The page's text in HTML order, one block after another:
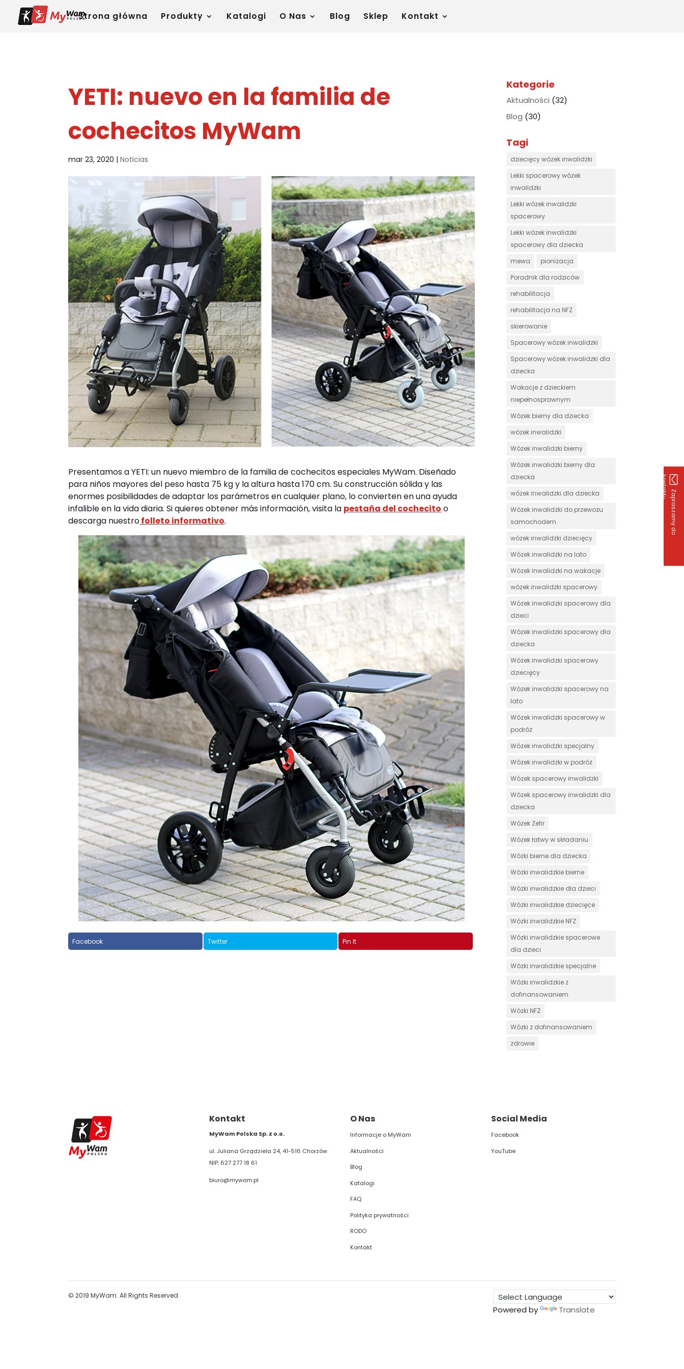
Z
a
p
r
a
s
z
a
m
y
d
o
k
o
n
t
a
k
t
u
Strona główna Produkty Katalogi O Nas Blog Sklep Kontakt
YETI: nuevo en la familia de
cochecitos MyWam
mar 23, 2020 |Noticias
Presentamos a YETI: un nuevo miembro de la familia de cochecitos especiales MyWam. Diseñado
para niños mayores del peso hasta 75 kg y la altura hasta 170 cm. Su construcción sólida y las
enormes posibilidades de adaptar los parámetros en cualquier plano, lo convierten en una ayuda
infalible en la vida diaria. Si quieres obtener más información, visita la pestaña del cochecito o
descarga nuestrofolleto informativo.
Facebook Twitter Pin It
Kategorie
Aktualności (32)
Blog (30)
Tagi
dziecięcy wózek inwalidzki
Lekki spacerowy wózek
inwalidzki
Lekki wózek inwalidzki
spacerowy
Lekki wózek inwalidzki
spacerowy dla dziecka
mewa
pionizacja
Poradnik dla rodziców
rehabilitacja
rehabilitacja na NFZ
skierowanie
Spacerowy wózek inwalidzki
Spacerowy wózek inwalidzki dla
dziecka
Wakacje z dzieckiem
niepełnosprawnym
Wózek bierny dla dziecka
wózek inwalidzki
Wózek inwalidzki bierny
Wózek inwalidzki bierny dla
dziecka
wózek inwalidzki dla dziecka
Wózek inwalidzki do przewozu
samochodem
wózek inwalidzki dziecięcy
Wózek inwalidzki na lato
Wózek inwalidzki na wakacje
wózek inwalidzki spacerowy
Wózek inwalidzki spacerowy dla
dzieci
Wózek inwalidzki spacerowy dla
dziecka
Wózek inwalidzki spacerowy
dziecięcy
Wózek inwalidzki spacerowy na
lato
Wózek inwalidzki spacerowy w
podróż
Wózek inwalidzki specjalny
Wózek inwalidzki w podróż
Wózek spacerowy inwalidzki
Wózek spacerowy inwalidzki dla
dziecka
Wózek Zefir
Wózek łatwy w składaniu
Wózki bierne dla dziecka
Wózki inwalidzkie bierne
Wózki inwalidzkie dla dzieci
Wózki inwalidzkie dziecięce
Wózki inwalidzkie NFZ
Wózki inwalidzkie spacerowe
dla dzieci
Wózki inwalidzkie specjalne
Wózki inwalidzkie z
dofinansowaniem
Wózki NFZ
Wózki z dofinansowaniem
zdrowie
Kontakt
MyWam Polska Sp. z o.o.
ul. Juliana Grządziela 24, 41-516 Chorzów
NIP: 627 277 18 61
biuro@mywam.pl
O Nas
Informacje o MyWam
Aktualności
Blog
Katalogi
FAQ
Polityka prywatności
RODO
Kontakt
Social Media
Facebook
YouTube
© 2019 MyWam. All Rights Reserved
Powered by Translate